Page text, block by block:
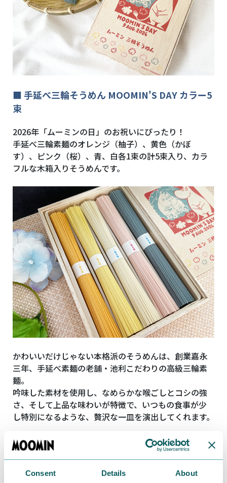
Consent Details About
■ 手延べ三輪そうめん MOOMIN'S DAY カラー5
束
2026年「ムーミンの日」のお祝いにぴったり！
手延べ三輪素麺のオレンジ（柚子）、黄色（かぼ
す）、ピンク（桜）、青、白各1束の計5束入り、カラ
フルな木箱入りそうめんです。
かわいいだけじゃない本格派のそうめんは、創業嘉永
三年、手延べ素麺の老舗・池利こだわりの高級三輪素
麺。
吟味した素材を使用し、なめらかな喉ごしとコシの強
さ、そして上品な味わいが特徴で、いつもの食事が少
し特別になるような、贅沢な一皿を演出してくれます。